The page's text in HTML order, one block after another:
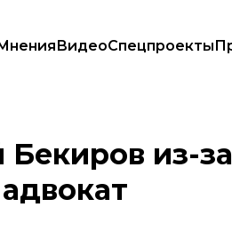
ВидеоСпецпроекты
с постели — адвокат
из-